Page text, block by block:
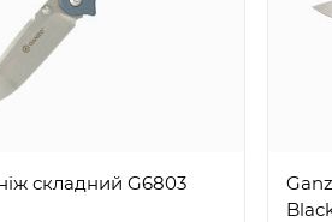
складний G6803